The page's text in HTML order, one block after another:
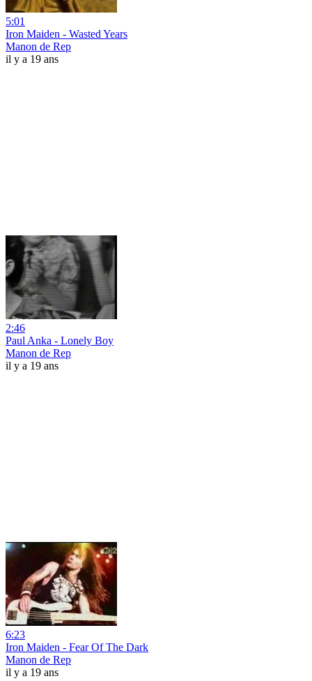
5:01
Iron Maiden - Wasted Years
Manon de Rep
il y a 19 ans
2:46
Paul Anka - Lonely Boy
Manon de Rep
il y a 19 ans
6:23
Iron Maiden - Fear Of The Dark
Manon de Rep
il y a 19 ans